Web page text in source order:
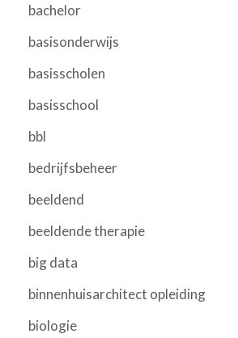
bachelor
basisonderwijs
basisscholen
basisschool
bbl
bedrijfsbeheer
beeldend
beeldende therapie
big data
binnenhuisarchitect opleiding
biologie